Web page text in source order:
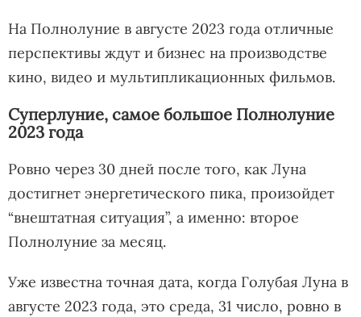
На Полнолуние в августе 2023 года отличные
перспективы ждут и бизнес на производстве
кино, видео и мультипликационных фильмов.
Суперлуние, самое большое Полнолуние
2023 года
Ровно через 30 дней после того, как Луна
достигнет энергетического пика, произойдет
“внештатная ситуация”, а именно: второе
Полнолуние за месяц.
Уже известна точная дата, когда Голубая Луна в
августе 2023 года, это среда, 31 число, ровно в